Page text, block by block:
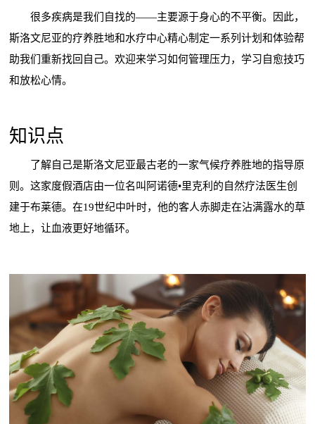
很多疾病是我们自找的——主要源于身心的不平衡。因此，
斯洛文尼亚的疗养胜地和水疗中心精心制定一系列计划和体验帮
助我们重新找回自己。欢迎来学习如何管理压力，学习自愈技巧
和放松心情。
知识点
了解自己是斯洛文尼亚最古老的一家气候疗养胜地的指导原
则。这家度假酒店由一位名叫阿诺德•里克利的自然疗法医生创
建于布莱德。在19世纪中叶时，他的客人赤脚走在沾满露水的草
地上，让血液更好地循环。